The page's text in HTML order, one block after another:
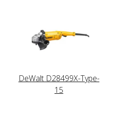
DeWalt D28499X-Type-
15